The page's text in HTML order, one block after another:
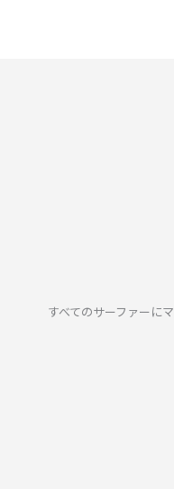
すべてのサーファーに